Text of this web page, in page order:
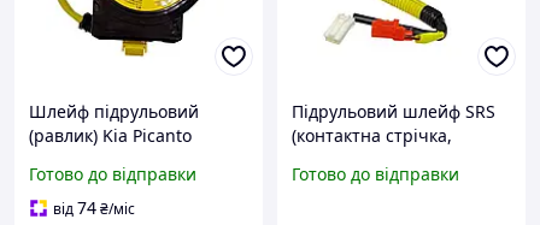
Шлейф підрульовий
(равлик) Kia Picanto
9349007410
Готово до відправки
від74₴/міс
Підрульовий шлейф SRS
(контактна стрічка,
SW609636 для Mitsubishi
Готово до відправки